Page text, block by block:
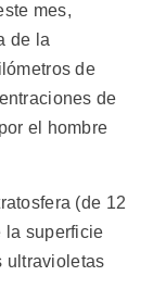
mes,
de la
de
de
el hombre
(de 12
la superficie
ultravioletas